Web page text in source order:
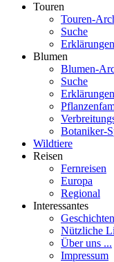
Touren
Touren-
Suche
Erklärungen
Blumen
Blumen-
Suche
Erklärungen
Botaniker-
Wildtiere
Reisen
Fernreisen
Europa
Regional
Interessantes
Geschichten
Nützliche
Über uns ...
Impressum